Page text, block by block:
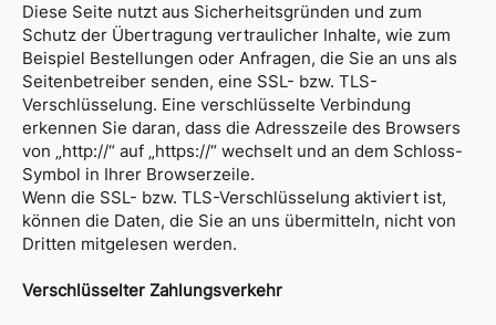
Diese Seite nutzt aus Sicherheitsgründen und zum
Schutz der Übertragung vertraulicher Inhalte, wie zum
Beispiel Bestellungen oder Anfragen, die Sie an uns als
Seitenbetreiber senden, eine SSL- bzw. TLS-
Verschlüsselung. Eine verschlüsselte Verbindung
erkennen Sie daran, dass die Adresszeile des Browsers
von „http://“ auf „https://“ wechselt und an dem Schloss-
Symbol in Ihrer Browserzeile.
Wenn die SSL- bzw. TLS-Verschlüsselung aktiviert ist,
können die Daten, die Sie an uns übermitteln, nicht von
Dritten mitgelesen werden.
Verschlüsselter Zahlungsverkehr